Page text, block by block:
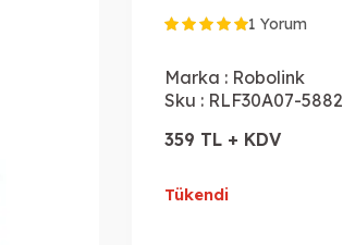
1 Yorum
Marka : Robolink
Sku : RLF30A07-5882
359 TL + KDV
Tükendi